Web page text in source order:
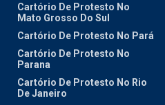
Cartório De Protesto No
Mato Grosso Do Sul
Cartório De Protesto No Pará
Cartório De Protesto No
Parana
Cartório De Protesto No Rio
De Janeiro